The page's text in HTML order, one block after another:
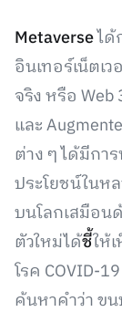
Metaverseได้
อินเทอร์เน็ตเ
จริง หรือ
และ
ต่าง ๆ ได้มีกา
ประโยชน์ในห
บนโลกเสมือน
ตัวใหม่ได้ชี้ให้
โรค COVID-
ค้นหาคำว่า ข